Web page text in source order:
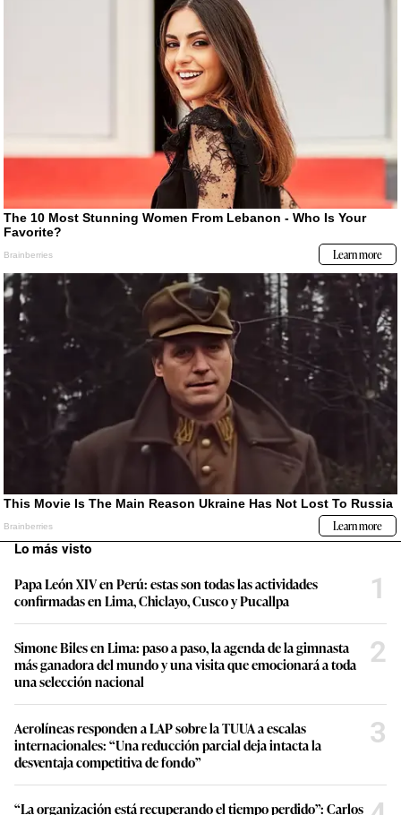
Lo más visto
Papa León XIV en Perú: estas son todas las actividades
confirmadas en Lima, Chiclayo, Cusco y Pucallpa
1
Simone Biles en Lima: paso a paso, la agenda de la gimnasta
más ganadora del mundo y una visita que emocionará a toda
una selección nacional
2
Aerolíneas responden a LAP sobre la TUUA a escalas
internacionales: “Una reducción parcial deja intacta la
desventaja competitiva de fondo”
3
“La organización está recuperando el tiempo perdido”: Carlos